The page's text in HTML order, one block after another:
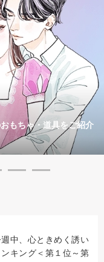
もちゃ・道具をご紹介
週中、心ときめく誘い
キング＜第１位～第